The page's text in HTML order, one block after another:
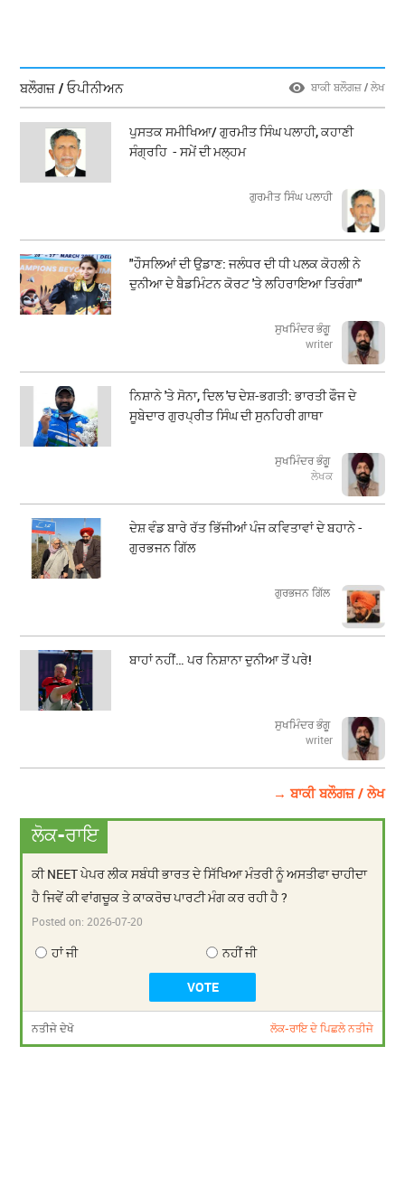
ਬਲੌਗਜ਼ / ਓਪੀਨੀਅਨ ਬਾਕੀ ਬਲੌਗਜ਼ / ਲੇਖ
ਪੁਸਤਕ ਸਮੀਖਿਆ/ ਗੁਰਮੀਤ ਸਿੰਘ ਪਲਾਹੀ, ਕਹਾਣੀ
ਸੰਗ੍ਰਹਿ - ਸਮੇਂ ਦੀ ਮਲ੍ਹਮ
ਗੁਰਮੀਤ ਸਿੰਘ ਪਲਾਹੀ
"ਹੌਸਲਿਆਂ ਦੀ ਉਡਾਣ: ਜਲੰਧਰ ਦੀ ਧੀ ਪਲਕ ਕੋਹਲੀ ਨੇ
ਦੁਨੀਆ ਦੇ ਬੈਡਮਿੰਟਨ ਕੋਰਟ 'ਤੇ ਲਹਿਰਾਇਆ ਤਿਰੰਗਾ"
ਸੁਖਮਿੰਦਰ ਭੰਗੂ
writer
ਨਿਸ਼ਾਨੇ 'ਤੇ ਸੋਨਾ, ਦਿਲ 'ਚ ਦੇਸ਼-ਭਗਤੀ: ਭਾਰਤੀ ਫੌਜ ਦੇ
ਸੂਬੇਦਾਰ ਗੁਰਪ੍ਰੀਤ ਸਿੰਘ ਦੀ ਸੁਨਹਿਰੀ ਗਾਥਾ
ਸੁਖਮਿੰਦਰ ਭੰਗੂ
ਲੇਖਕ
ਦੇਸ਼ ਵੰਡ ਬਾਰੇ ਰੱਤ ਭਿੱਜੀਆਂ ਪੰਜ ਕਵਿਤਾਵਾਂ ਦੇ ਬਹਾਨੇ -
ਗੁਰਭਜਨ ਗਿੱਲ
​​​​​​​ਗੁਰਭਜਨ ਗਿੱਲ
ਬਾਹਾਂ ਨਹੀਂ… ਪਰ ਨਿਸ਼ਾਨਾ ਦੁਨੀਆ ਤੋਂ ਪਰੇ!
ਸੁਖਮਿੰਦਰ ਭੰਗੂ
writer
→ ਬਾਕੀ ਬਲੌਗਜ਼ / ਲੇਖ
ਲੋਕ-ਰਾਇ
ਕੀ NEET ਪੇਪਰ ਲੀਕ ਸਬੰਧੀ ਭਾਰਤ ਦੇ ਸਿੱਖਿਆ ਮੰਤਰੀ ਨੂੰ ਅਸਤੀਫਾ ਚਾਹੀਦਾ
ਹੈ ਜਿਵੇਂ ਕੀ ਵਾਂਗਚੂਕ ਤੇ ਕਾਕਰੋਚ ਪਾਰਟੀ ਮੰਗ ਕਰ ਰਹੀ ਹੈ ?
Posted on:2026-07-20
ਹਾਂ ਜੀ ਨਹੀਂ ਜੀ
ਨਤੀਜੇ ਦੇਖੋ ਲੋਕ-ਰਾਇ ਦੇ ਪਿਛਲੇ ਨਤੀਜੇ